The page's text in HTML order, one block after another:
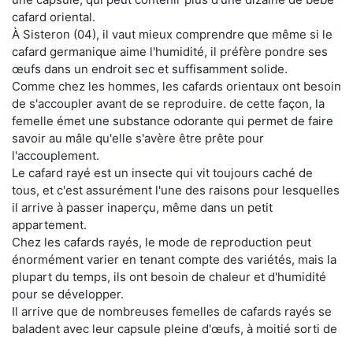
cafard oriental.
À Sisteron (04), il vaut mieux comprendre que même si le
cafard germanique aime l'humidité, il préfère pondre ses
œufs dans un endroit sec et suffisamment solide.
Comme chez les hommes, les cafards orientaux ont besoin
de s'accoupler avant de se reproduire. de cette façon, la
femelle émet une substance odorante qui permet de faire
savoir au mâle qu'elle s'avère être prête pour
l'accouplement.
Le cafard rayé est un insecte qui vit toujours caché de
tous, et c'est assurément l'une des raisons pour lesquelles
il arrive à passer inaperçu, même dans un petit
appartement.
Chez les cafards rayés, le mode de reproduction peut
énormément varier en tenant compte des variétés, mais la
plupart du temps, ils ont besoin de chaleur et d'humidité
pour se développer.
Il arrive que de nombreuses femelles de cafards rayés se
baladent avec leur capsule pleine d'œufs, à moitié sorti de